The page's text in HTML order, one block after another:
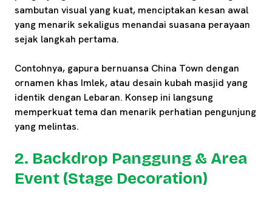
sambutan visual yang kuat, menciptakan kesan awal
yang menarik sekaligus menandai suasana perayaan
sejak langkah pertama.
Contohnya, gapura bernuansa China Town dengan
ornamen khas Imlek, atau desain kubah masjid yang
identik dengan Lebaran. Konsep ini langsung
memperkuat tema dan menarik perhatian pengunjung
yang melintas.
2. Backdrop Panggung & Area
Event (Stage Decoration)